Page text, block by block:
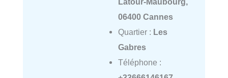
06400 Cannes
Quartier : Les
Gabres
Téléphone :